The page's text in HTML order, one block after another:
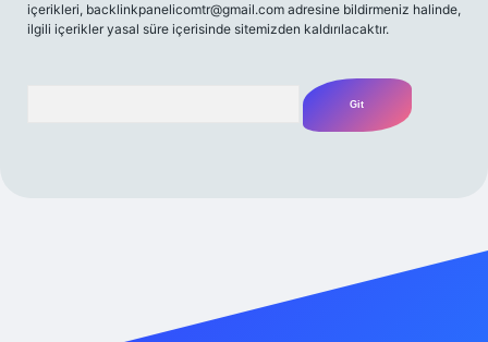
içerikleri, backlinkpanelicomtr@gmail.com adresine bildirmeniz halinde,
ilgili içerikler yasal süre içerisinde sitemizden kaldırılacaktır.
m elexbet